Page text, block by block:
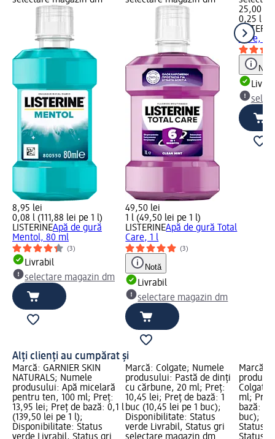
8,95 lei
0,08 l (111,88 lei pe 1 l)
LISTERINEApă de gură
Mentol, 80 ml
(3)
Livrabil
selectare magazin dm
49,50 lei
1 l (49,50 lei pe 1 l)
LISTERINEApă de gură Total
Care, 1 l
(3)
Notă
Livrabil
selectare magazin dm
25,00 lei
0,25 l
Care,
Notă
Alți clienți au cumpărat și
Marcă: GARNIER SKIN
NATURALS; Numele
produsului: Apă micelară
pentru ten, 100 ml; Preț:
13,95 lei; Preț de bază: 0,1 l
(139,50 lei pe 1 l);
Disponibilitate: Status
verde Livrabil, Status gri
Marcă: Colgate; Numele
produsului: Pastă de dinți
cu cărbune, 20 ml; Preț:
10,45 lei; Preț de bază: 1
buc (10,45 lei pe 1 buc);
Disponibilitate: Status
verde Livrabil, Status gri
selectare magazin dm
Marcă:
Colgate
ml;
bază: 1
buc);
Status
Status